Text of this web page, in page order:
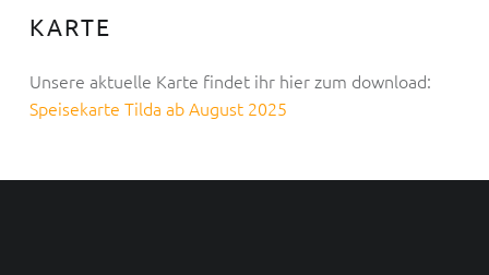
KARTE
Unsere aktuelle Karte findet ihr hier zum download:
Speisekarte Tilda ab August 2025